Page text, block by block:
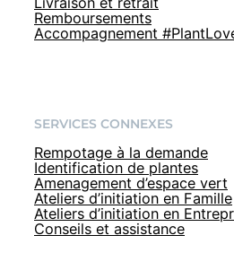
Remboursements
Accompagnement
SERVICES CONNEXES
Rempotage à la demande
Identification de plantes
Amenagement d’espace vert
Ateliers d’initiation en Famille
Ateliers d’initiation en
Conseils et assistance